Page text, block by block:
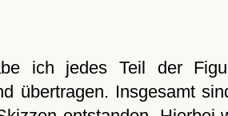
ich jedes Teil der
übertragen. Insgesamt